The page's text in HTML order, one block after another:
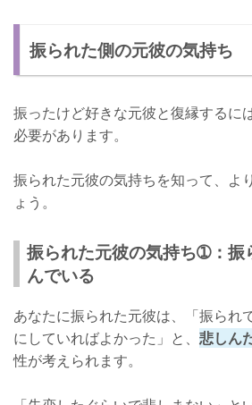
振られた側の元彼の気持ち
振ったけど好きな元彼と復縁するに
必要があります。
振られた元彼の気持ちを知って、よ
ょう。
振られた元彼の気持ち➀：振
んでいる
あなたに振られた元彼は、「振られ
にしていればよかった」と、 悲しん
性が考えられます。